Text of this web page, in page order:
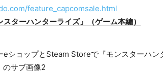
feature_capcomsale.html
スターハンターライズ』（ゲーム本編）